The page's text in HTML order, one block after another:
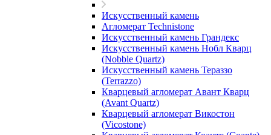
Искусственный камень
Агломерат Technistone
Искусственный камень Грандекс
Искусственный камень Нобл Кварц
(Nobble Quartz)
Искусственный камень Тераззо
(Terrazzo)
Кварцевый агломерат Авант Кварц
(Avant Quartz)
Кварцевый агломерат Викостон
(Vicostone)